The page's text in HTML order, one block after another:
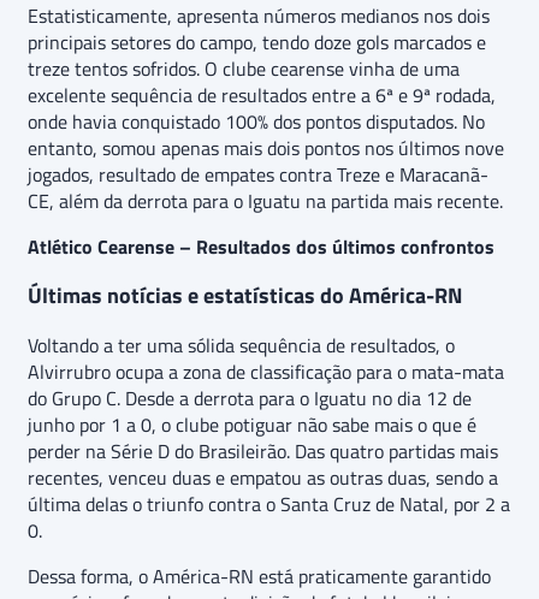
Estatisticamente, apresenta números medianos nos dois
principais setores do campo, tendo doze gols marcados e
treze tentos sofridos. O clube cearense vinha de uma
excelente sequência de resultados entre a 6ª e 9ª rodada,
onde havia conquistado 100% dos pontos disputados. No
entanto, somou apenas mais dois pontos nos últimos nove
jogados, resultado de empates contra Treze e Maracanã-
CE, além da derrota para o Iguatu na partida mais recente.
Atlético Cearense – Resultados dos últimos confrontos
Últimas notícias e estatísticas do América-RN
Voltando a ter uma sólida sequência de resultados, o
Alvirrubro ocupa a zona de classificação para o mata-mata
do Grupo C. Desde a derrota para o Iguatu no dia 12 de
junho por 1 a 0, o clube potiguar não sabe mais o que é
perder na Série D do Brasileirão. Das quatro partidas mais
recentes, venceu duas e empatou as outras duas, sendo a
última delas o triunfo contra o Santa Cruz de Natal, por 2 a
0.
Dessa forma, o América-RN está praticamente garantido